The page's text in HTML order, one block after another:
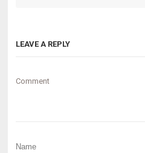
LEAVE A REPLY
Comment